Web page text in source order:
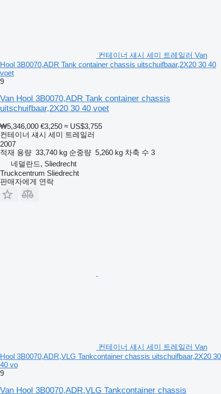
컨테이너 섀시 세미 트레일러 Van
Hool 3B0070,ADR Tank container chassis uitschuifbaar,2X20 30 40
voet
9
Van Hool 3B0070,ADR Tank container chassis
uitschuifbaar,2X20 30 40 voet
₩5,346,000 €3,250 ≈ US$3,755
컨테이너 섀시 세미 트레일러
2007
적재 용량 33,740 kg 순중량 5,260 kg 차축 수 3
네덜란드, Sliedrecht
Truckcentrum Sliedrecht
판매자에게 연락
컨테이너 섀시 세미 트레일러 Van
Hool 3B0070,ADR,VLG Tankcontainer chassis uitschuifbaar,2X20 30
40 vo
9
Van Hool 3B0070,ADR,VLG Tankcontainer chassis